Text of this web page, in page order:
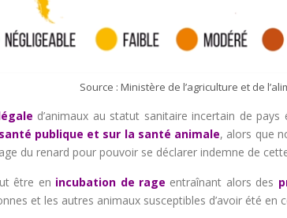
Source : Ministère de l’agriculture et de
d’animaux au statut sanitaire incertain de
santé publique et sur la santé animale, alors que
du renard pour pouvoir se déclarer indemne de
être en incubation de rage entraînant alors des
et les autres animaux susceptibles d’avoir été en